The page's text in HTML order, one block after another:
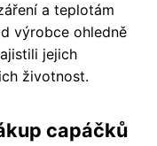
a teplotám
výrobce ohledně
jejich
životnost.
capáčků